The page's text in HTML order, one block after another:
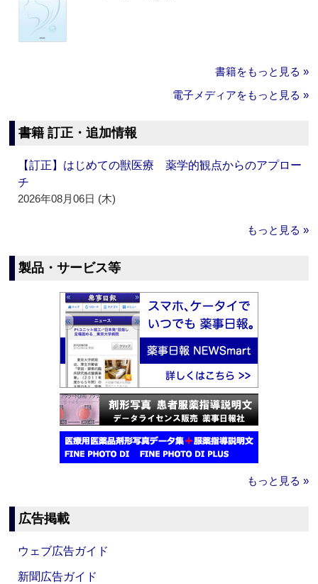
書籍をもっと見る »
電子メディアをもっと見る »
書籍 訂正・追加情報
【訂正】はじめての獣医療 薬学的観点からのアプロー
チ
2026年08月06日 (木)
もっと見る »
製品・サービス等
もっと見る »
広告掲載
ウェブ広告ガイド
新聞広告ガイド